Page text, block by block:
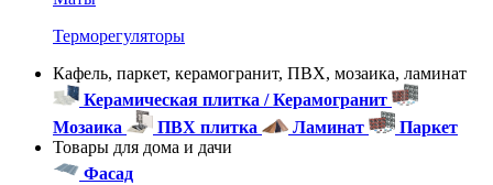
Терморегуляторы
Кафель, паркет, керамогранит, ПВХ, мозаика, ламинат
Керамическая плитка / Керамогранит
Мозаика
ПВХ плитка Ламинат
Паркет
Товары для дома и дачи
Фасад